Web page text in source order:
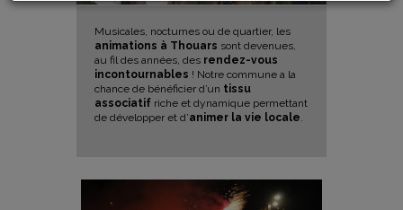
Musicales, nocturnes ou de quartier, les
animations à Thouars sont devenues,
au fil des années, des rendez-vous
incontournables ! Notre commune a la
chance de bénéficier d’un tissu
associatif riche et dynamique permettant
de développer et d’animer la vie locale.